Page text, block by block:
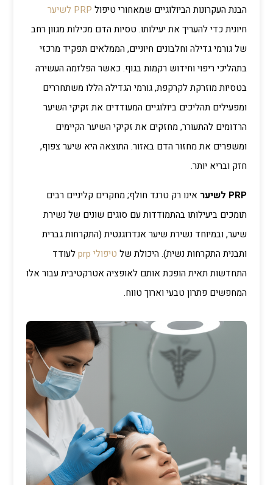
הבנת העקרונות הביולוגיים שמאחורי טיפול PRP לשיער
חיונית כדי להעריך את יעילותו. טסיות הדם מכילות מגוון רחב
של גורמי גדילה וחלבונים חיוניים, הממלאים תפקיד מרכזי
בתהליכי ריפוי וחידוש רקמות בגוף. כאשר הפלזמה העשירה
בטסיות מוזרקת לקרקפת, גורמי הגדילה הללו משתחררים
ומפעילים תהליכים ביולוגיים המעודדים את זקיקי השיער
הרדומים להתעורר, מחזקים את זקיקי השיער הקיימים
ומשפרים את מחזור הדם באזור. התוצאה היא שיער צפוף,
חזק ובריא יותר.
PRP לשיער
אינו רק טרנד חולף; מחקרים קליניים רבים
תומכים ביעילותו בהתמודדות עם סוגים שונים של נשירת
שיער, ובמיוחד נשירת שיער אנדרוגנטית (התקרחות גברית
ותבנית התקרחות נשית). היכולת של טיפולי prp
לעודד
התחדשות תאית הופכת אותם לאופציה אטרקטיבית עבור אלו
המחפשים פתרון טבעי וארוך טווח.